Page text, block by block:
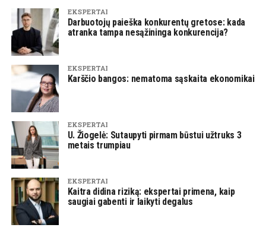
EKSPERTAI
Darbuotojų paieška konkurentų gretose: kada
atranka tampa nesąžininga konkurencija?
EKSPERTAI
Karščio bangos: nematoma sąskaita ekonomikai
EKSPERTAI
U. Žiogelė: Sutaupyti pirmam būstui užtruks 3
metais trumpiau
EKSPERTAI
Kaitra didina riziką: ekspertai primena, kaip
saugiai gabenti ir laikyti degalus